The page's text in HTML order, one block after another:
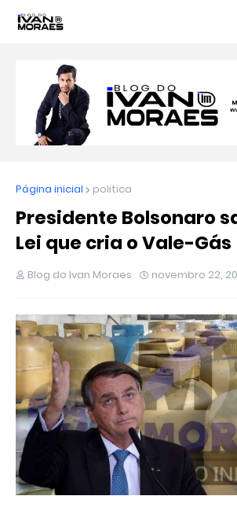
Página inicial politica
Presidente Bolsonaro
Lei que cria o Vale-Gás
Blog do Ivan Moraes novembro 22,